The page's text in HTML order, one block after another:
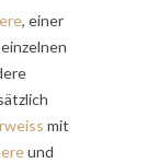
, einer
mit
und